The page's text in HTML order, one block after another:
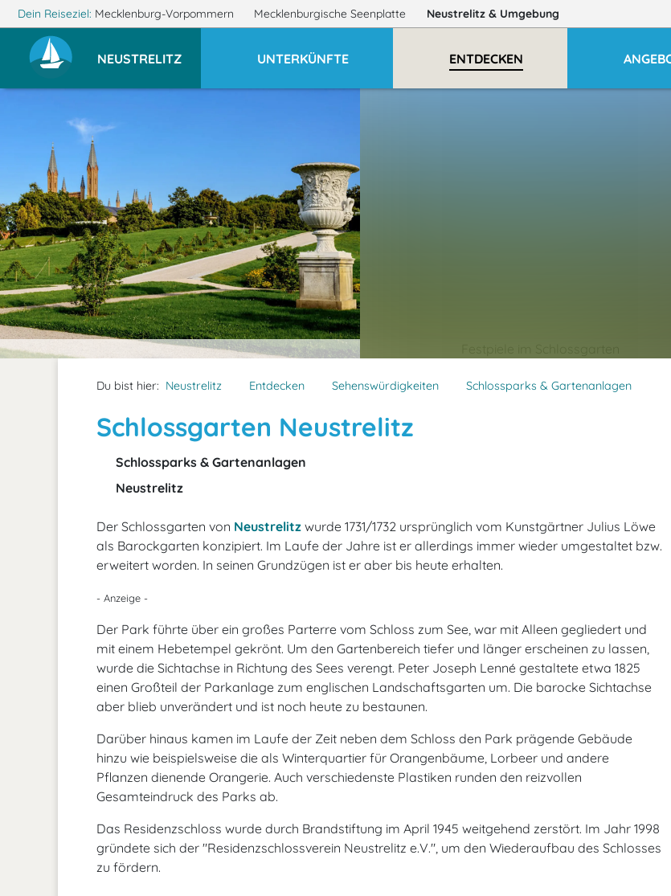
Dein Reiseziel: Mecklenburg-Vorpommern Mecklenburgische Seenplatte Neustrelitz & Umgebung
NEUSTRELITZ UNTERKÜNFTE ENTDECKEN
Du bist hier: Neustrelitz Entdecken Sehenswürdigkeiten Schlossparks & Gartenanlagen
Schlossgarten Neustrelitz
Schlossparks & Gartenanlagen
Neustrelitz
Der Schlossgarten von Neustrelitz wurde 1731/1732 ursprünglich vom Kunstgärtner Julius Löwe
als Barockgarten konzipiert. Im Laufe der Jahre ist er allerdings immer wieder umgestaltet bzw.
erweitert worden. In seinen Grundzügen ist er aber bis heute erhalten.
- Anzeige -
Der Park führte über ein großes Parterre vom Schloss zum See, war mit Alleen gegliedert und
mit einem Hebetempel gekrönt. Um den Gartenbereich tiefer und länger erscheinen zu lassen,
wurde die Sichtachse in Richtung des Sees verengt. Peter Joseph Lenné gestaltete etwa 1825
einen Großteil der Parkanlage zum englischen Landschaftsgarten um. Die barocke Sichtachse
aber blieb unverändert und ist noch heute zu bestaunen.
Darüber hinaus kamen im Laufe der Zeit neben dem Schloss den Park prägende Gebäude
hinzu wie beispielsweise die als Winterquartier für Orangenbäume, Lorbeer und andere
Pflanzen dienende Orangerie. Auch verschiedenste Plastiken runden den reizvollen
Gesamteindruck des Parks ab.
Das Residenzschloss wurde durch Brandstiftung im April 1945 weitgehend zerstört. Im Jahr 1998
gründete sich der "Residenzschlossverein Neustrelitz e.V.", um den Wiederaufbau des Schlosses
zu fördern.